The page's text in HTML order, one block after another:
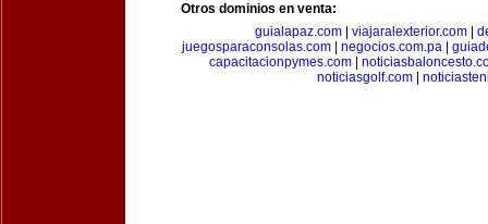
Otros dominios en venta:
guialapaz.com
viajaralexterior.com
juegosparaconsolas.com| negocios.com.pa|
capacitacionpymes.com|
noticiasgolf.com|